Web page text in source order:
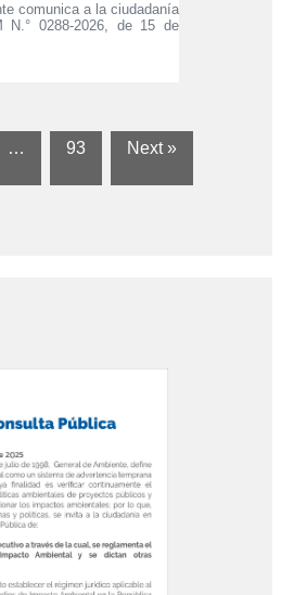
comunica a la ciudadanía
N.° 0288-2026, de 15 de
… 93 Next »